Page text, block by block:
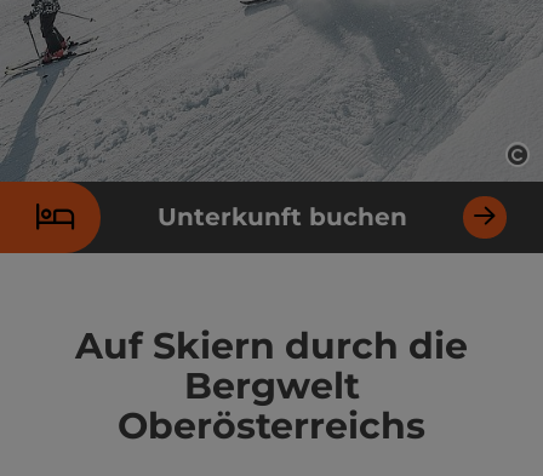
Unterkunft buchen
Auf Skiern durch die
Bergwelt
Oberösterreichs